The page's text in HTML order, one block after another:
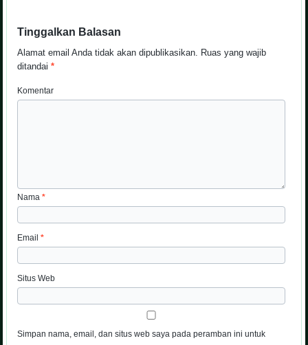
Tinggalkan Balasan
Alamat email Anda tidak akan dipublikasikan.
Ruas yang wajib
ditandai*
Komentar
Nama*
Email*
Situs Web
Simpan nama, email, dan situs web saya pada peramban ini untuk